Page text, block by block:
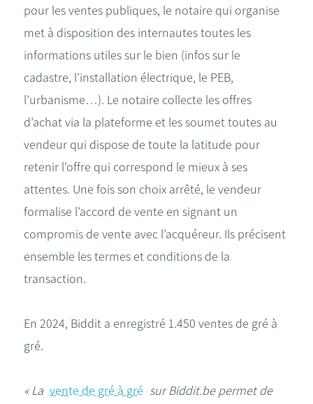
pour les ventes publiques, le notaire qui organise
met à disposition des internautes toutes les
informations utiles sur le bien (infos sur le
cadastre, l’installation électrique, le PEB,
l’urbanisme…). Le notaire collecte les offres
d’achat via la plateforme et les soumet toutes au
vendeur qui dispose de toute la latitude pour
retenir l’offre qui correspond le mieux à ses
attentes. Une fois son choix arrêté, le vendeur
formalise l’accord de vente en signant un
compromis de vente avec l’acquéreur. Ils précisent
ensemble les termes et conditions de la
transaction.
En 2024, Biddit a enregistré 1.450 ventes de gré à
gré.
« La vente de gré à gré sur Biddit.be permet de